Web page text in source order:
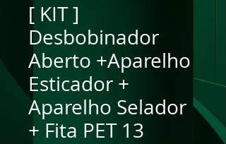
[ KIT ]
Desbobinador
Aberto +Aparelho
Esticador +
Aparelho Selador
+ Fita PET 13